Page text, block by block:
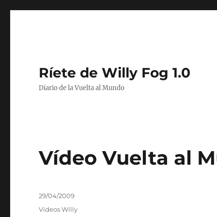
Ríete de Willy Fog 1.0
Diario de la Vuelta al Mundo
Vídeo Vuelta al
Publicado
el
29/04/2009
Categorías
Vídeos Willy